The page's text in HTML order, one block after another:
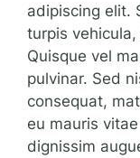
adipiscing elit.
turpis
Quisque vel
pulvinar. Sed
consequat,
eu mauris
dignissim